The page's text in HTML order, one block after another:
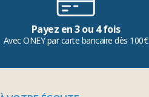
Payez en 3 ou 4 fois
Avec ONEY par carte bancaire dès 100€